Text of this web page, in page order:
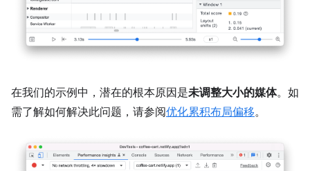
在我们的示例中，潜在的根本原因是未调整大小的媒体。如
需了解如何解决此问题，请参阅优化累积布局偏移。